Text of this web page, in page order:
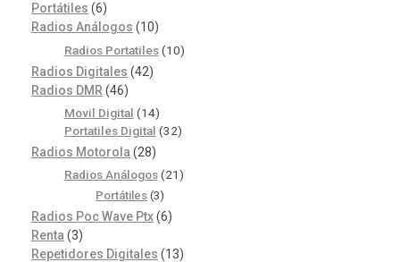
Portátiles (6)
Radios Análogos (10)
Radios Portatiles (10)
Radios Digitales (42)
Radios DMR (46)
Movil Digital (14)
Portatiles Digital (32)
Radios Motorola (28)
Radios Análogos (21)
Portátiles (3)
Radios Poc Wave Ptx(6)
Renta (3)
Repetidores Digitales (13)